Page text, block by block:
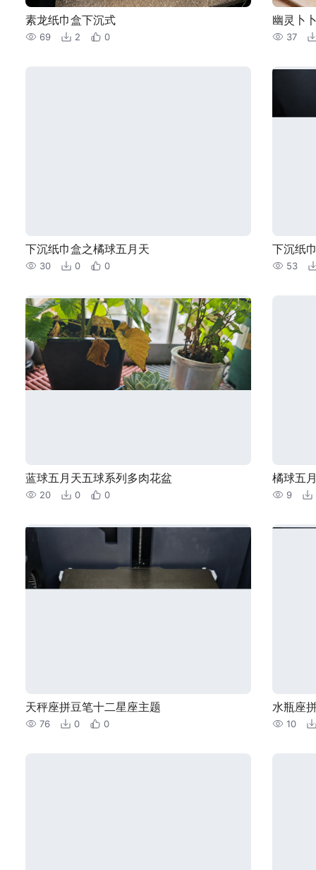
素龙纸巾盒下沉式
69 2 0
幽灵卜
37
下沉纸巾盒之橘球五月天
30 0 0
下沉纸
53
蓝球五月天五球系列多肉花盆
20 0 0
橘球五
9
天秤座拼豆笔十二星座主题
76 0 0
水瓶座
10